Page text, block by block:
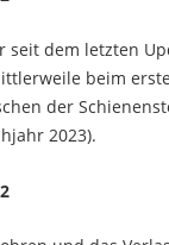
dem letzten
beim
der
2023).